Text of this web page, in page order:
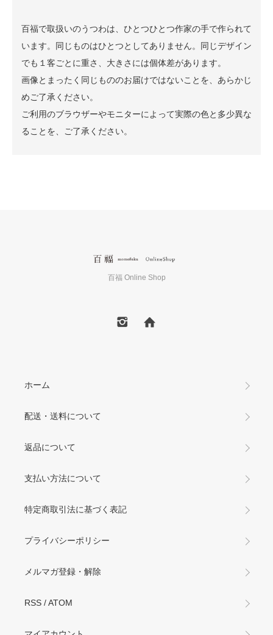
百福で取扱いのうつわは、ひとつひとつ作家の手で作られて
います。同じものはひとつとしてありません。同じデザイン
でも１客ごとに重さ、大きさには個体差があります。
画像とまったく同じもののお届けではないことを、あらかじ
めご了承ください。
ご利用のブラウザーやモニターによって実際の色と多少異な
ることを、ご了承ください。
百福 Online Shop
ホーム
配送・送料について
返品について
支払い方法について
特定商取引法に基づく表記
プライバシーポリシー
メルマガ登録・解除
RSS /ATOM